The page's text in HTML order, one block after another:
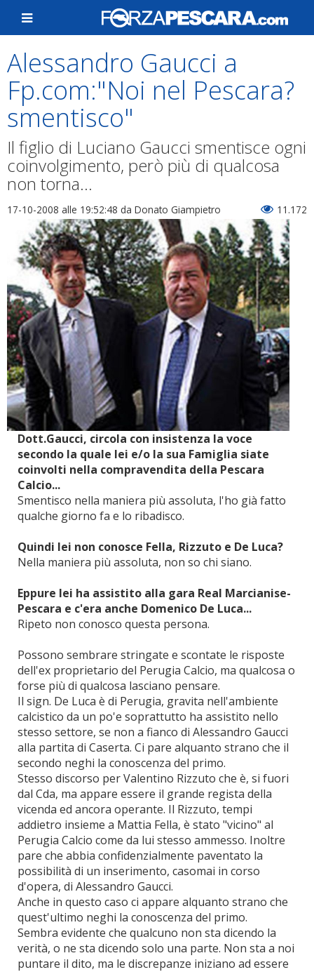
Alessandro Gaucci a
Fp.com:"Noi nel Pescara?
smentisco"
Il figlio di Luciano Gaucci smentisce ogni
coinvolgimento, però più di qualcosa
non torna...
17-10-2008 alle 19:52:48 da Donato Giampietro 11.172
Dott.Gaucci, circola con insistenza la voce
secondo la quale lei e/o la sua Famiglia siate
coinvolti nella compravendita della Pescara
Calcio...
Smentisco nella maniera più assoluta, l'ho già fatto
qualche giorno fa e lo ribadisco.
Quindi lei non conosce Fella, Rizzuto e De Luca?
Nella maniera più assoluta, non so chi siano.
Eppure lei ha assistito alla gara Real Marcianise-
Pescara e c'era anche Domenico De Luca...
Ripeto non conosco questa persona.
Possono sembrare stringate e scontate le risposte
dell'ex proprietario del Perugia Calcio, ma qualcosa o
forse più di qualcosa lasciano pensare.
Il sign. De Luca è di Perugia, gravita nell'ambiente
calcistico da un po'e soprattutto ha assistito nello
stesso settore, se non a fianco di Alessandro Gaucci
alla partita di Caserta. Ci pare alquanto strano che il
secondo neghi la conoscenza del primo.
Stesso discorso per Valentino Rizzuto che è, si fuori
dal Cda, ma appare essere il grande regista della
vicenda ed ancora operante. Il Rizzuto, tempi
addietro insieme a Mattia Fella, è stato "vicino" al
Perugia Calcio come da lui stesso ammesso. Inoltre
pare che abbia confidenzialmente paventato la
possibilità di un inserimento, casomai in corso
d'opera, di Alessandro Gaucci.
Anche in questo caso ci appare alquanto strano che
quest'ultimo neghi la conoscenza del primo.
Sembra evidente che qualcuno non sta dicendo la
verità, o ne sta dicendo solo una parte. Non sta a noi
puntare il dito, ma le discrepanze iniziano ad essere